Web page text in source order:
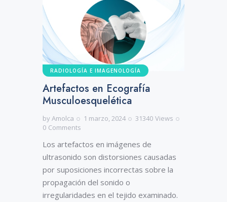
RADIOLOGÍA E IMAGENOLOGÍA
Artefactos en Ecografía
Musculoesquelética
byAmolca 1 marzo, 2024 31340 Views
0 Comments
Los artefactos en imágenes de
ultrasonido son distorsiones causadas
por suposiciones incorrectas sobre la
propagación del sonido o
irregularidades en el tejido examinado.